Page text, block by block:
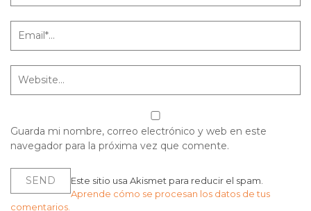
Guarda mi nombre, correo electrónico y web en este
navegador para la próxima vez que comente.
Este sitio usa Akismet para reducir el spam.
Aprende cómo se procesan los datos de tus
comentarios.